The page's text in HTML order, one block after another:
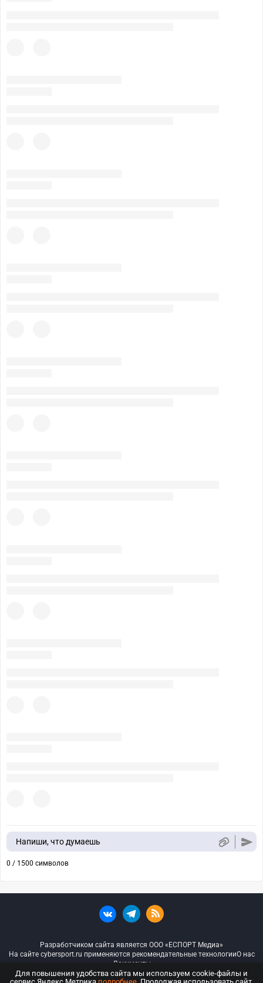
Напиши, что думаешь
0 / 1500 символов
Разработчиком сайта является ООО «ЕСПОРТ Медиа»
На сайте cybersport.ru применяются рекомендательные технологииО нас
Документы
Для повышения удобства сайта мы используем cookie-файлы и